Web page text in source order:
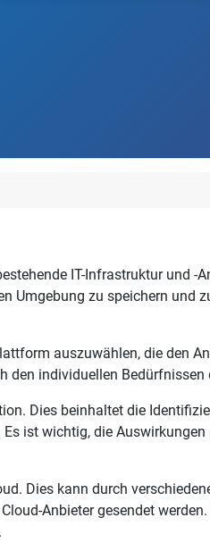
IT-Infrastruktur und
Umgebung zu speichern und
auszuwählen, die den
den individuellen
Dies beinhaltet die
ist wichtig, die
Dies kann durch
Anbieter gesendet